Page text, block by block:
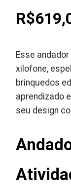
Esse
xilofone,
brinquedos
aprendizado
seu design